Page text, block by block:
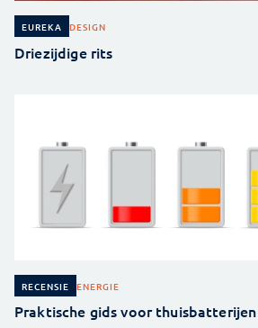
EUREKA DESIGN
Driezijdige rits
RECENSIE ENERGIE
Praktische gids voor thuisbatterijen